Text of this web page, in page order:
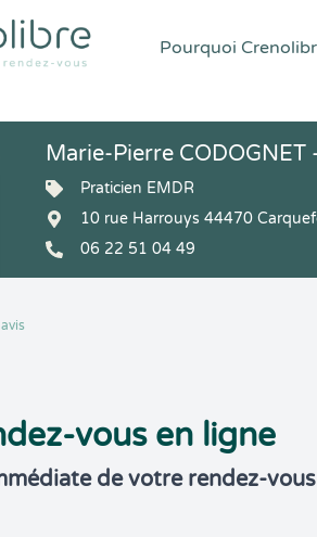
Pourquoi
Marie-Pierre
Praticien EMDR
10 rue Harrouys 44470
06 22 51 04 49
vous en ligne
de votre rendez-vous